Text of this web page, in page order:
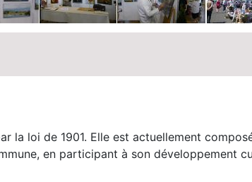
loi de 1901. Elle est actuellement
en participant à son développement